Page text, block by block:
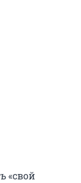
«свой